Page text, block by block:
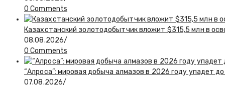
0 Comments
Казахстанский золотодобытчик вложит $315,5 млн в
08.08.2026/
0 Comments
“Алроса”: мировая добыча алмазов в 2026 году упадет
07.08.2026/